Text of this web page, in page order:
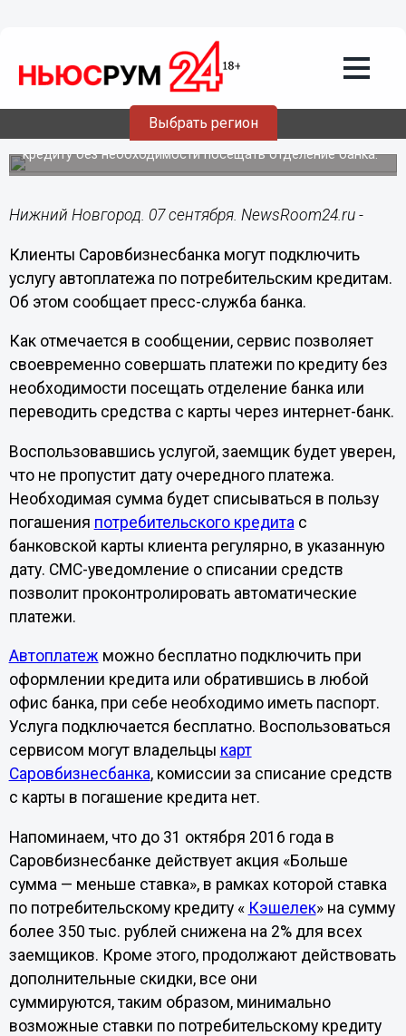
Выбрать регион
Клиенты Саровбизнесбанка могут
подключить услугу автоплатежа по
потребительским кредитам
Сервис позволяет своевременно совершать платежи по
кредиту без необходимости посещать отделение банка.
Нижний Новгород. 07 сентября. NewsRoom24.ru -
Клиенты Саровбизнесбанка могут подключить
услугу автоплатежа по потребительским кредитам.
Об этом сообщает пресс-служба банка.
Как отмечается в сообщении, сервис позволяет
своевременно совершать платежи по кредиту без
необходимости посещать отделение банка или
переводить средства с карты через интернет-банк.
Воспользовавшись услугой, заемщик будет уверен,
что не пропустит дату очередного платежа.
Необходимая сумма будет списываться в пользу
погашения потребительского кредита с
банковской карты клиента регулярно, в указанную
дату. СМС-уведомление о списании средств
позволит проконтролировать автоматические
платежи.
Автоплатеж можно бесплатно подключить при
оформлении кредита или обратившись в любой
офис банка, при себе необходимо иметь паспорт.
Услуга подключается бесплатно. Воспользоваться
сервисом могут владельцы карт
Саровбизнесбанка, комиссии за списание средств
с карты в погашение кредита нет.
Напоминаем, что до 31 октября 2016 года в
Саровбизнесбанке действует акция «Больше
сумма — меньше ставка», в рамках которой ставка
по потребительскому кредиту « Кэшелек» на сумму
более 350 тыс. рублей снижена на 2% для всех
заемщиков. Кроме этого, продолжают действовать
дополнительные скидки, все они
суммируются, таким образом, минимально
возможные ставки по потребительскому кредиту